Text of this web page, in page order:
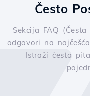
Često
Sekcija FAQ
odgovori na
Istraži česta